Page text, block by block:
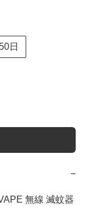
日
−
無線 滅蚊器